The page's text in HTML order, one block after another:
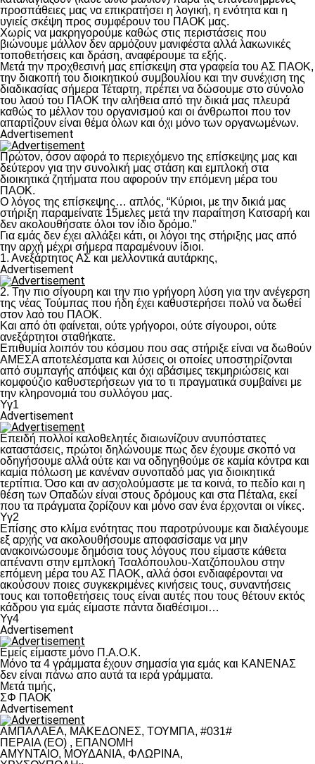
προσπάθειες μας να επικρατήσει η λογική, η ενότητα και η
υγιείς σκέψη προς συμφέρουν του ΠΑΟΚ μας.
Χωρίς να μακρηγορούμε καθώς στις περιστάσεις που
βιώνουμε μάλλον δεν αρμόζουν μανιφέστα αλλά λακωνικές
τοποθετήσεις και δράση, αναφέρουμε τα εξής.
Μετά την προχθεσινή μας επίσκεψη στα γραφεία του ΑΣ ΠΑΟΚ,
την διακοπή του διοικητικού συμβουλίου και την συνέχιση της
διαδικασίας σήμερα Τέταρτη, πρέπει να δώσουμε στο σύνολο
του λαού του ΠΑΟΚ την αλήθεια από την δικιά μας πλευρά
καθώς το μέλλον του οργανισμού και οι άνθρωποι που τον
απαρτίζουν είναι θέμα όλων και όχι μόνο των οργανωμένων.
Advertisement
Πρώτον, όσον αφορά το περιεχόμενο της επίσκεψης μας και
δεύτερον για την συνολική μας στάση και εμπλοκή στα
διοικητικά ζητήματα που αφορούν την επόμενη μέρα του
ΠΑΟΚ.
Ο λόγος της επίσκεψης… απλός, “Κύριοι, με την δικιά μας
στήριξη παραμείνατε 15μελες μετά την παραίτηση Κατσαρή και
δεν ακολουθήσατε όλοι τον ίδιο δρόμο.”
Για εμάς δεν έχει αλλάξει κάτι, οι λόγοι της στήριξης μας από
την αρχή μέχρι σήμερα παραμένουν ίδιοι.
1. Ανεξάρτητος ΑΣ και μελλοντικά αυτάρκης,
Advertisement
2. Την πιο σίγουρη και την πιο γρήγορη λύση για την ανέγερση
της νέας Τούμπας που ήδη έχει καθυστερήσει πολύ να δωθεί
στον λαό του ΠΑΟΚ.
Και από ότι φαίνεται, ούτε γρήγοροι, ούτε σίγουροι, ούτε
ανεξάρτητοι σταθήκατε.
Επιθυμία λοιπόν του κόσμου που σας στήριξε είναι να δωθούν
ΑΜΕΣΑ αποτελέσματα και λύσεις οι οποίες υποστηρίζονται
από συμπαγής απόψεις και όχι αβάσιμες τεκμηριώσεις και
κομφούζιο καθυστερήσεων για το τι πραγματικά συμβαίνει με
την κληρονομιά του συλλόγου μας.
Υγ1
Advertisement
Επειδή πολλοί καλοθελητές διαιωνίζουν ανυπόστατες
καταστάσεις, πρώτοι δηλώνουμε πως δεν έχουμε σκοπό να
οδηγήσουμε αλλά ούτε και να οδηγηθούμε σε καμία κόντρα και
καμία πόλωση με κανέναν συνοπαδό μας για διοικητικά
τερτίπια. Όσο και αν ασχολούμαστε με τα κοινά, το πεδίο και η
θέση των Οπαδών είναι στους δρόμους και στα Πέταλα, εκεί
που τα πράγματα ζορίζουν και μόνο σαν ένα έρχονται οι νίκες.
Υγ2
Επίσης στο κλίμα ενότητας που παροτρύνουμε και διαλέγουμε
εξ αρχής να ακολουθήσουμε αποφασίσαμε να μην
ανακοινώσουμε δημόσια τους λόγους που είμαστε κάθετα
απέναντι στην εμπλοκή Τσαλόπουλου-Χατζόπουλου στην
επόμενη μέρα του ΑΣ ΠΑΟΚ, αλλά όσοι ενδιαφέρονται να
ακούσουν ποιες συγκεκριμένες κινήσεις τους, συναντήσεις
τους και τοποθετήσεις τους είναι αυτές που τους θέτουν εκτός
κάδρου για εμάς είμαστε πάντα διαθέσιμοι…
Υγ4
Advertisement
Εμείς είμαστε μόνο Π.Α.Ο.Κ.
Μόνο τα 4 γράμματα έχουν σημασία για εμάς και ΚΑΝΕΝΑΣ
δεν είναι πάνω απο αυτά τα ιερά γράμματα.
Μετά τιμής,
ΣΦ ΠΑΟΚ
Advertisement
ΑΜΠΑΛΑΕΑ, ΜΑΚΕΔΟΝΕΣ, ΤΟΥΜΠΑ, #031#
ΠΕΡΑΙΑ (ΕΟ) , ΕΠΑΝΟΜΗ
ΑΜΥΝΤΑΙΟ, ΜΟΥΔΑΝΙΑ, ΦΛΩΡΙΝΑ,